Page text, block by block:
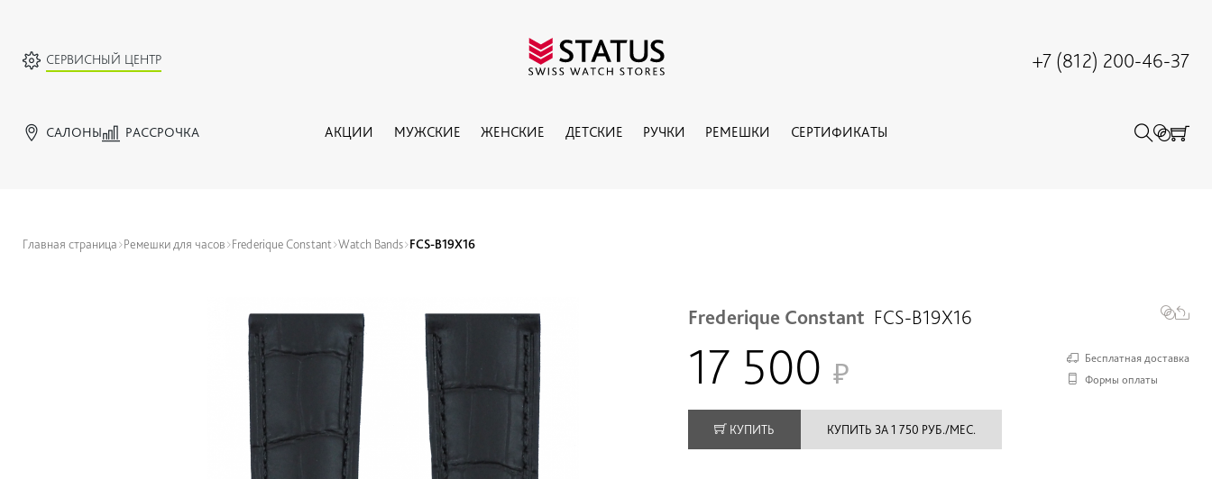
СЕРВИСНЫЙ ЦЕНТР +7 (812) 200-46-37
САЛОНЫ РАССРОЧКА АКЦИИ МУЖСКИЕ ЖЕНСКИЕ ДЕТСКИЕ РУЧКИ РЕМЕШКИ СЕРТИФИКАТЫ
Главная страница Ремешки для часов Frederique Constant Watch Bands FCS-B19X16
Frederique Constant FCS-B19X16
17 500
Бесплатная доставка
Формы оплаты
КУПИТЬ КУПИТЬ ЗА 1 750 РУБ./МЕС.